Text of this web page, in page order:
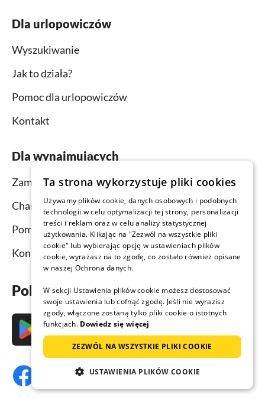
Dla urlopowiczów
Wyszukiwanie
Jak to działa?
Pomoc dla urlopowiczów
Kontakt
Dla wynajmujących
Zamieść ogłoszenie i wynajmij obiekt
Channel Manager
Pomoc dla wynajmujących
Kontakt
Pobierz aplikację już teraz
Ta strona wykorzystuje pliki cookies
Używamy plików cookie, danych osobowych i podobnych
technologii w celu optymalizacji tej strony, personalizacji
treści i reklam oraz w celu analizy statystycznej
użytkowania. Klikając na "Zezwól na wszystkie pliki
cookie" lub wybierając opcję w ustawieniach plików
cookie, wyrażasz na to zgodę, co zostało również opisane
w naszej Ochrona danych.
W sekcji Ustawienia plików cookie możesz dostosować
swoje ustawienia lub cofnąć zgodę. Jeśli nie wyrazisz
zgody, włączone zostaną tylko pliki cookie o istotnych
funkcjach. Dowiedz się więcej
ZEZWÓL NA WSZYSTKIE PLIKI COOKIE
USTAWIENIA PLIKÓW COOKIE